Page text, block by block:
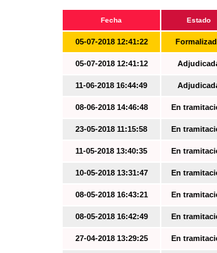
Fecha Estado
05-07-2018 12:41:22
05-07-2018 12:41:12
11-06-2018 16:44:49
08-06-2018 14:46:48 En
23-05-2018 11:15:58 En
11-05-2018 13:40:35 En
10-05-2018 13:31:47 En
08-05-2018 16:43:21 En
08-05-2018 16:42:49 En
27-04-2018 13:29:25 En